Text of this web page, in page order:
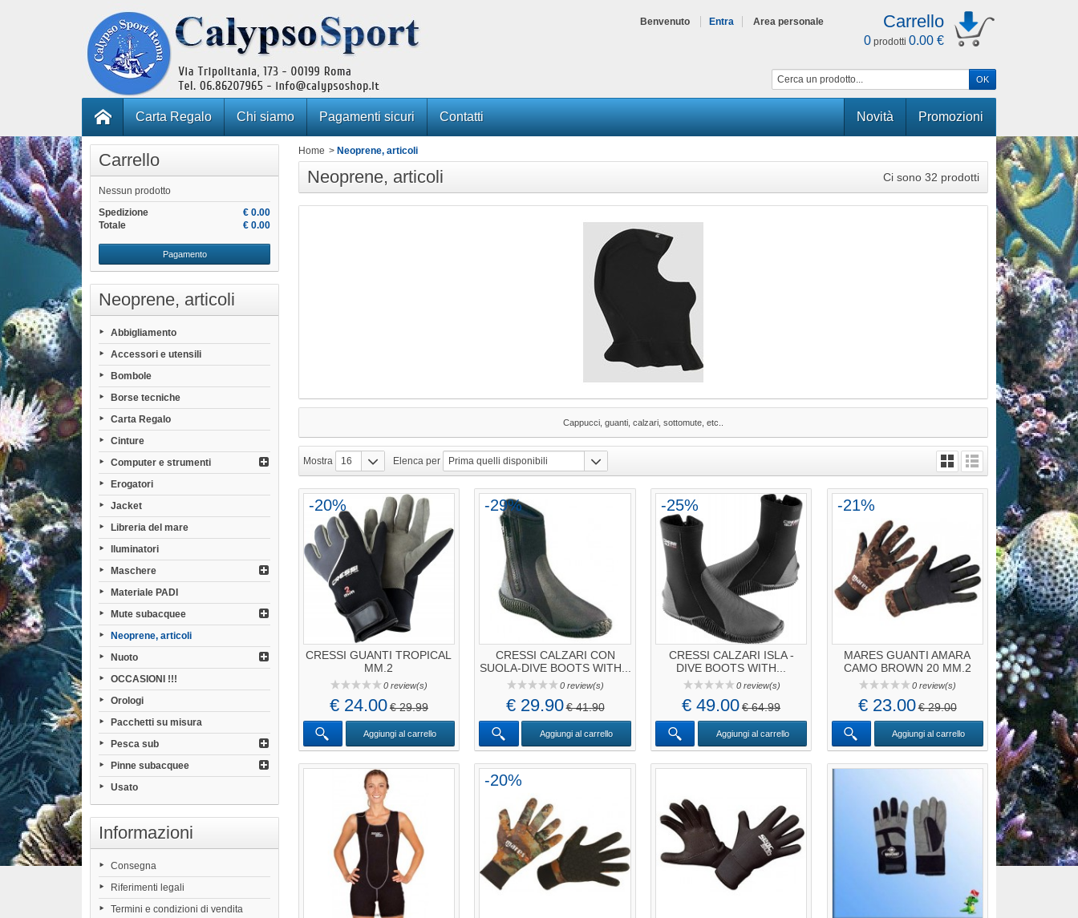
Benvenuto Entra Area personale Carrello
0 prodotti 0.00 €
Promozioni
Novità
Carta Regalo Chi siamo Pagamenti sicuri Contatti
Carrello
Nessun prodotto
€ 0.00
Spedizione
€ 0.00
Totale
Pagamento
Neoprene, articoli
Abbigliamento
Accessori e utensili
Bombole
Borse tecniche
Carta Regalo
Cinture
Computer e strumenti
Erogatori
Jacket
Libreria del mare
lluminatori
Maschere
Materiale PADI
Mute subacquee
Neoprene, articoli
Nuoto
OCCASIONI !!!
Orologi
Pacchetti su misura
Pesca sub
Pinne subacquee
Usato
Informazioni
Consegna
Riferimenti legali
Termini e condizioni di vendita
Home > Neoprene, articoli
Neoprene, articoli Ci sono 32 prodotti
Cappucci, guanti, calzari, sottomute, etc..
Mostra 16 Elenca per Prima quelli disponibili
CRESSI GUANTI TROPICAL
MM.2
0 review(s)
-20%
€ 24.00€ 29.99
Aggiungi al carrello
CRESSI CALZARI CON
SUOLA-DIVE BOOTS WITH...
0 review(s)
-29%
€ 29.90€ 41.90
Aggiungi al carrello
CRESSI CALZARI ISLA -
DIVE BOOTS WITH...
0 review(s)
-25%
€ 49.00€ 64.99
Aggiungi al carrello
MARES GUANTI AMARA
CAMO BROWN 20 MM.2
0 review(s)
-21%
€ 23.00€ 29.00
Aggiungi al carrello
-20%